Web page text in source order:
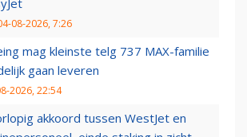
08-2026, 7:26
mag kleinste telg 737 MAX-familie
gaan leveren
2026, 22:54
akkoord tussen WestJet en